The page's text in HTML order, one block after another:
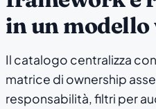
in un modello
Il catalogo centralizza
matrice di ownership
responsabilità, filtri per